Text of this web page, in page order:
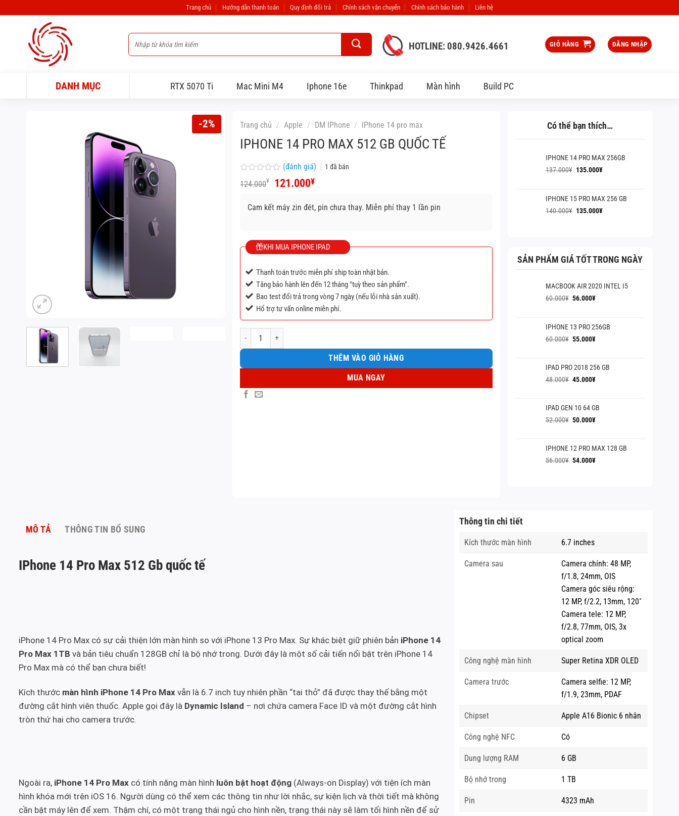
qua
Trang chủ Hướng dẫn thanh toán Quy định đổi trả Chính sách vận chuyển Chính sách bảo hành Liên hệ
Tìm
kiếm:
HOTLINE: 080.9426.4661 GIỎ HÀNG ĐĂNG NHẬP
DANH MỤC RTX 5070 Ti Mac Mini M4 Iphone 16e Thinkpad Màn hình Build PC
-2% Trang chủ / Apple / DM IPhone / IPhone 14 pro max
IPHONE 14 PRO MAX 512 GB QUỐC TẾ
Được
xếp
(đánh giá) 1 đã bán
124.000¥
Giá
gốc
124.000¥.
121.000¥Giá
là:
Cam kết máy zin đét, pin chưa thay. Miễn phí thay 1 lần pin
KHI MUA IPHONE IPAD
Thanh toán trước miễn phí ship toàn nhật bản.
Tăng bảo hành lên đến 12 tháng "tuỳ theo sản phẩm".
Bao test đổi trả trong vòng 7 ngày (nếu lỗi nhà sản xuất).
Hổ trợ tư vấn online miễn phí.
IPhone 14 Pro Max 512 Gb quốc tế số lượng
THÊM VÀO GIỎ HÀNG
MUA NGAY
Có thể bạn thích…
IPHONE 14 PRO MAX 256GB
137.000¥ Giá
137.000¥.
135.000¥Giá
là:
135.000¥.
IPHONE 15 PRO MAX 256 GB
140.000¥ Giá
135.000¥Giá
SẢN PHẨM GIÁ TỐT TRONG NGÀY
MACBOOK AIR 2020 INTEL I5
60.000¥ Giá
60.000¥.
56.000¥Giá
là:
56.000¥.
IPHONE 13 PRO 256GB
60.000¥ Giá
60.000¥.
55.000¥Giá
là:
55.000¥.
IPAD PRO 2018 256 GB
48.000¥ Giá
48.000¥.
45.000¥Giá
là:
45.000¥.
IPAD GEN 10 64 GB
52.000¥ Giá
52.000¥.
50.000¥Giá
là:
50.000¥.
IPHONE 12 PRO MAX 128 GB
56.000¥ Giá
54.000¥Giá
MÔ TẢ THÔNG TIN BỔ SUNG
IPhone 14 Pro Max 512 Gb quốc tế
iPhone 14 Pro Max có sự cải thiện lớn màn hình so với iPhone 13 Pro Max. Sự khác biệt giữ phiên bản iPhone 14
Pro Max 1TB và bản tiêu chuẩn 128GB chỉ là bộ nhớ trong. Dưới đây là một số cải tiến nổi bật trên iPhone 14
Pro Max mà có thể bạn chưa biết!
Kích thước màn hình iPhone 14 Pro Max vẫn là 6.7 inch tuy nhiên phần “tai thỏ” đã được thay thế bằng một
đường cắt hình viên thuốc. Apple gọi đây là Dynamic Island – nơi chứa camera Face ID và một đường cắt hình
tròn thứ hai cho camera trước.
Ngoài ra, iPhone 14 Pro Max có tính năng màn hình luôn bật hoạt động (Always-on Display) với tiện ích màn
hình khóa mới trên iOS 16. Người dùng có thể xem các thông tin như lời nhắc, sự kiện lịch và thời tiết mà không
cần bật máy lên để xem. Thậm chí, có một trạng thái ngủ cho hình nền, trạng thái này sẽ làm tối hình nền để sử
Thông tin chi tiết
Kích thước màn hình 6.7 inches
Camera sau
Camera chính: 48 MP,
f/1.8, 24mm, OIS
Camera góc siêu rộng:
12 MP, f/2.2, 13mm, 120˚
Camera tele: 12 MP,
f/2.8, 77mm, OIS, 3x
optical zoom
Công nghệ màn hình Super Retina XDR OLED
Camera trước
Camera selfie: 12 MP,
f/1.9, 23mm, PDAF
Chipset Apple A16 Bionic 6 nhân
Công nghệ NFC Có
Dung lượng RAM 6 GB
Bộ nhớ trong 1 TB
Pin 4323 mAh